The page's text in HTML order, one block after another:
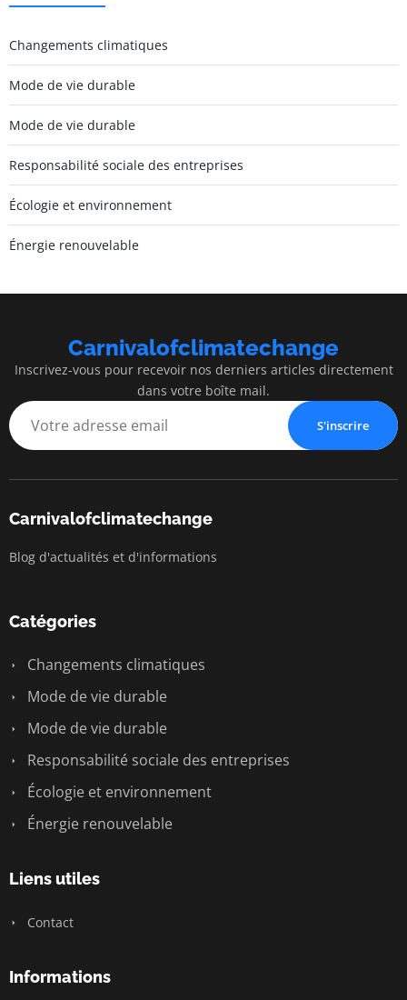
Changements climatiques
Mode de vie durable
Mode de vie durable
Responsabilité sociale des entreprises
Écologie et environnement
Énergie renouvelable
Carnivalofclimatechange
Inscrivez-vous pour recevoir nos derniers articles directement
dans votre boîte mail.
S'inscrire
Carnivalofclimatechange
Blog d'actualités et d'informations
Catégories
Changements climatiques
Mode de vie durable
Mode de vie durable
Responsabilité sociale des entreprises
Écologie et environnement
Énergie renouvelable
Liens utiles
Contact
Informations